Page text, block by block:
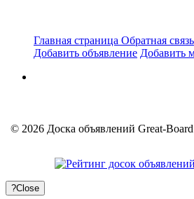
Главная страница Обратная связь
Добавить объявление Добавить
© 2026 Доска объявлений Great-
?Close